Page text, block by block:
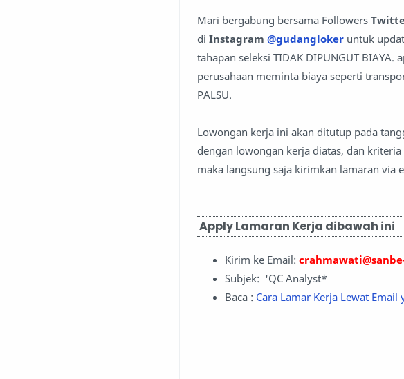
Mari bergabung bersama Followers
di Instagram @gudangloker untuk
tahapan seleksi TIDAK DIPUNGUT
perusahaan meminta biaya seperti
PALSU.
Lowongan kerja ini akan ditutup pada
dengan lowongan kerja diatas, dan
maka langsung saja kirimkan lamaran via
Apply Lamaran Kerja dibawah ini
Kirim ke Email:
Subjek: 'QC Analyst*
Baca : Cara Lamar Kerja Lewat Email